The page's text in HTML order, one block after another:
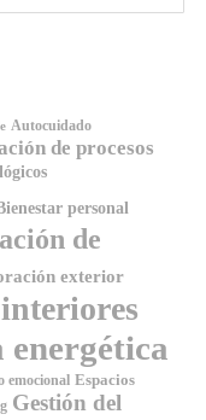
Autocuidado
de procesos
personal
de
exterior
Espacios
Gestión del